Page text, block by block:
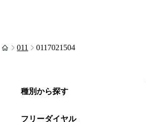
011 0117021504
種別から探す
フリーダイヤル